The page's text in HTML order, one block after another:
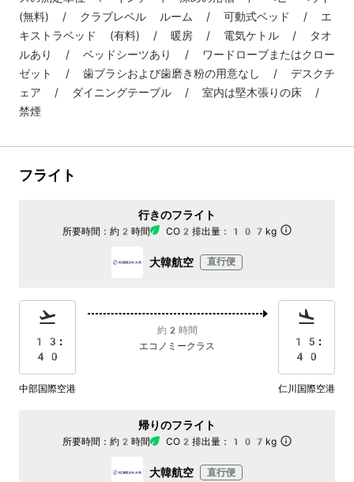
(無料) / クラブレベル ルーム / 可動式ベッド / エ
キストラベッド (有料) / 暖房 / 電気ケトル / タオ
ルあり / ベッドシーツあり / ワードローブまたはクロー
ゼット / 歯ブラシおよび歯磨き粉の用意なし / デスクチ
ェア / ダイニングテーブル / 室内は堅木張りの床 /
禁煙
フライト
行きのフライト
所要時間： 約2時間 CO2排出量： 107kg
大韓航空 直行便
13:
40
約2時間
エコノミークラス
15:
40
中部国際空港 仁川国際空港
帰りのフライト
所要時間： 約2時間 CO2排出量： 107kg
大韓航空 直行便